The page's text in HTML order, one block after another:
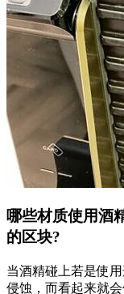
哪些材质使用酒
的区块?
当酒精碰上若是使
侵蚀，而看起来就